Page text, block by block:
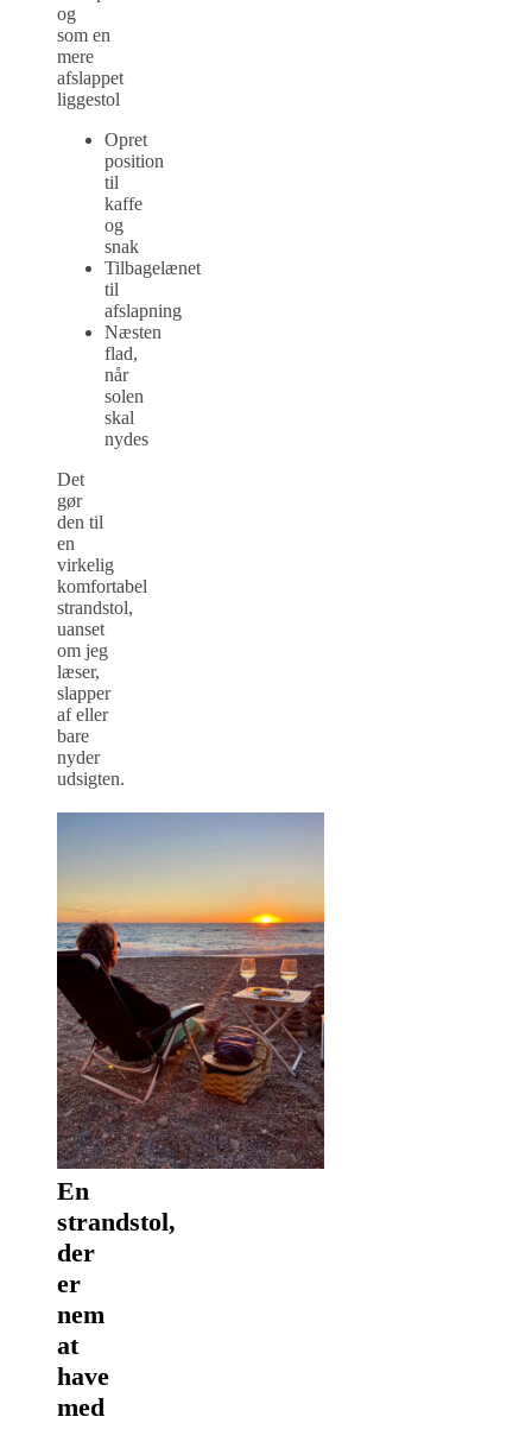
og
som en
mere
afslappet
liggestol
Opret
position
til
kaffe
og
snak
Tilbagelænet
til
afslapning
Næsten
flad,
når
solen
skal
nydes
Det
gør
den til
en
virkelig
komfortabel
strandstol,
uanset
om jeg
læser,
slapper
af eller
bare
nyder
udsigten.
En
strandstol,
der
er
nem
at
have
med